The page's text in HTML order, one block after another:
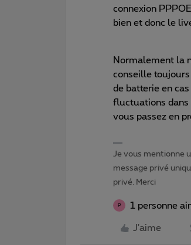
connexion
bien et donc le
Normalement la
conseille toujours
de batterie en
fluctuations dans
vous passez en
Je vous mentionne
message privé
privé. Merci
P 1 personne
J'aime